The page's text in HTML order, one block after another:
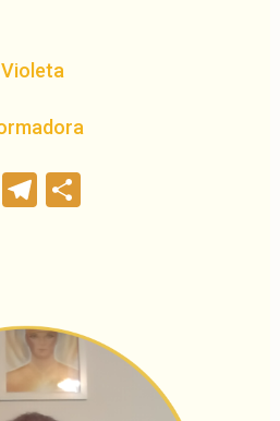
Violeta
Telegram